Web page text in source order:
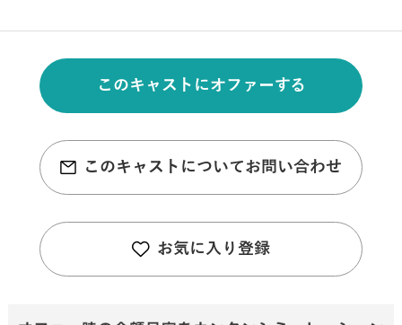
このキャストにオファーする
このキャストについてお問い合わせ
お気に入り登録